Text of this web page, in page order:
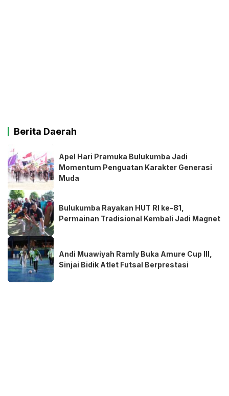
Berita Daerah
Apel Hari Pramuka Bulukumba Jadi
Momentum Penguatan Karakter Generasi
Muda
Bulukumba Rayakan HUT RI ke-81,
Permainan Tradisional Kembali Jadi Magnet
Andi Muawiyah Ramly Buka Amure Cup III,
Sinjai Bidik Atlet Futsal Berprestasi